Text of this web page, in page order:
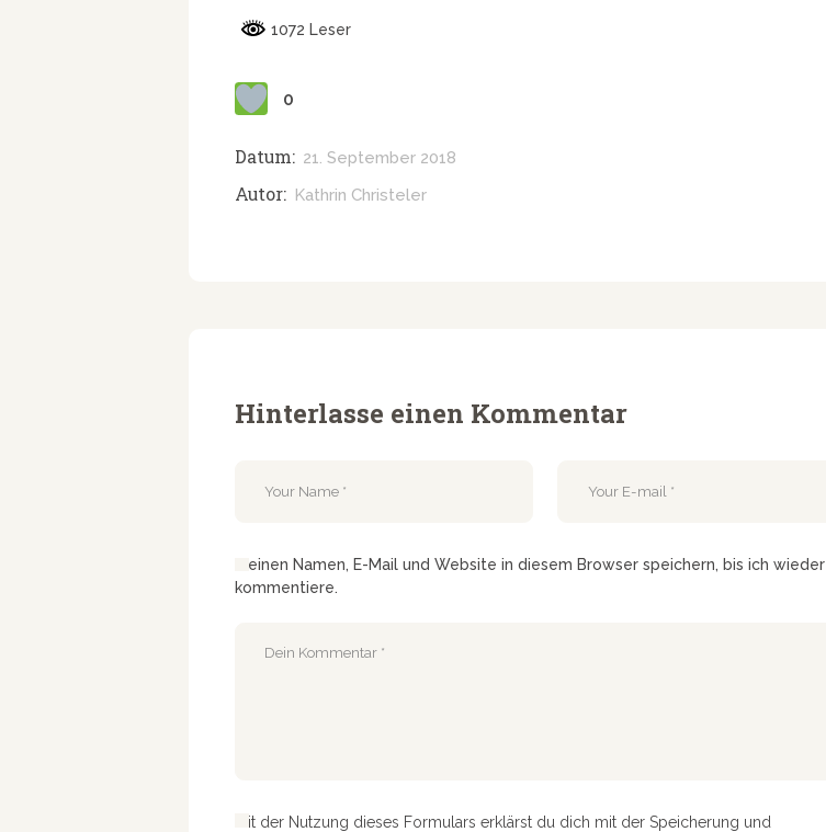
1072 Leser
0
Datum: 21. September 2018
Autor: Kathrin Christeler
Hinterlasse einen Kommentar
Meinen Namen, E-Mail und Website in diesem Browser speichern, bis ich wieder
kommentiere.
Mit der Nutzung dieses Formulars erklärst du dich mit der Speicherung und